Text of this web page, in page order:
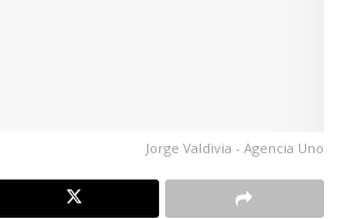
Jorge Valdivia - Agencia Uno